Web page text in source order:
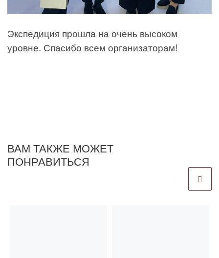
Экспедиция прошла на очень высоком
уровне. Спасибо всем организаторам!
ВАМ ТАКЖЕ МОЖЕТ
ПОНРАВИТЬСЯ